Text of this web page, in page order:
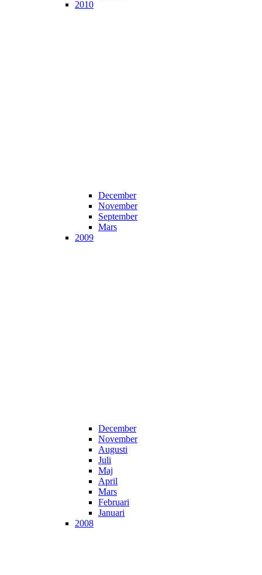
2010
December
November
September
Mars
2009
December
November
Augusti
Juli
Maj
April
Mars
Februari
Januari
2008